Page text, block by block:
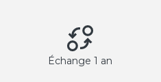
Échange 1 an